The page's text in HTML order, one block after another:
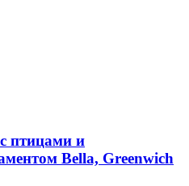
птицами и
Bella, Greenwich